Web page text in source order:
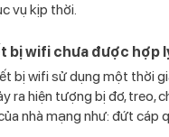
vụ kịp thời.
bị wifi chưa được hợp
bị wifi sử dụng một thời
ra hiện tượng bị đơ, treo,
nhà mạng như: đứt cáp